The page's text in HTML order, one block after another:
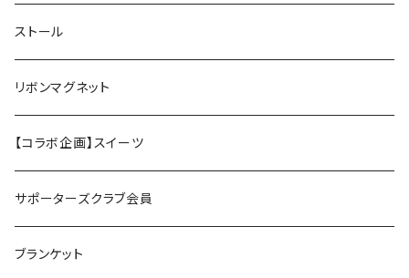
ストール
リボンマグネット
【コラボ企画】スイーツ
サポーターズクラブ会員
ブランケット